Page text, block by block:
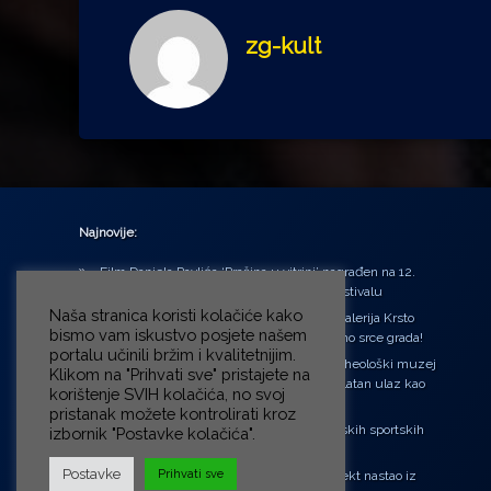
zg-kult
Najnovije:
Film Daniela Pavlića ‘Prašina u vitrini’ nagrađen na 12.
Green Montenegro International Film Festivalu
U središtu Petrinje otvorena obnovljena Galerija Krsto
Hegedušić: Kultura vraćena kući, u samo srce grada!
Od petka do nedjelje (31.7. – 2.8.2026.) Arheološki muzej
u Zagrebu otvara vrata građanima: Besplatan ulaz kao
zaklon od toplinskog vala
‘Ni med cvetjem ni pravice’ na Aleji hrvatskih sportskih
“Rubikova kocka – složi svoju priču”, projekt nastao iz
Naša stranica koristi kolačiće kako
bismo vam iskustvo posjete našem
portalu učinili bržim i kvalitetnijim.
Klikom na "Prihvati sve" pristajete na
korištenje SVIH kolačića, no svoj
pristanak možete kontrolirati kroz
izbornik "Postavke kolačića".
Postavke Prihvati sve